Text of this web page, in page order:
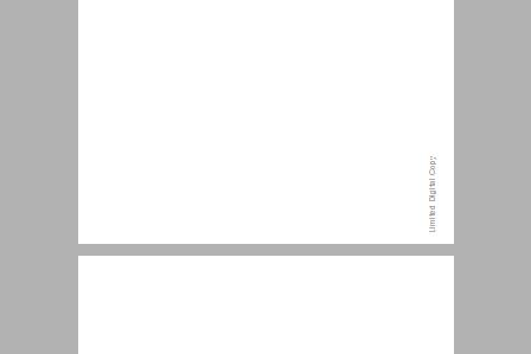
תוכן העניינים ... 7